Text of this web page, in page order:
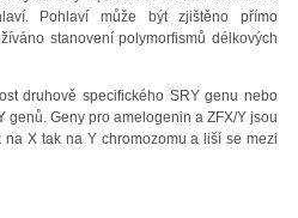
Pohlaví může být zjištěno přímo
stanovení polymorfismů délkových
druhově specifického SRY genu nebo
genů. Geny pro amelogenin a ZFX/Y jsou
X tak na Y chromozomu a liší se mezi